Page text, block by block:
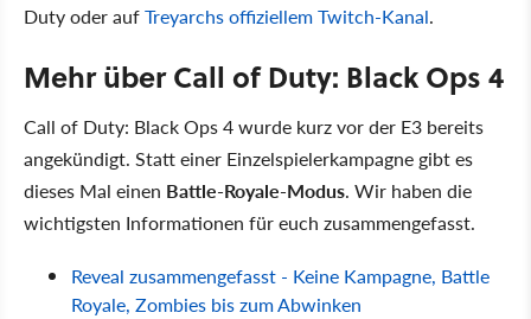
Duty oder aufTreyarchs offiziellem Twitch-Kanal.
Mehr über Call of Duty: Black Ops 4
Call of Duty: Black Ops 4 wurde kurz vor der E3 bereits
angekündigt. Statt einer Einzelspielerkampagne gibt es
dieses Mal einen Battle-Royale-Modus. Wir haben die
wichtigsten Informationen für euch zusammengefasst.
Reveal zusammengefasst - Keine Kampagne, Battle
Royale, Zombies bis zum Abwinken